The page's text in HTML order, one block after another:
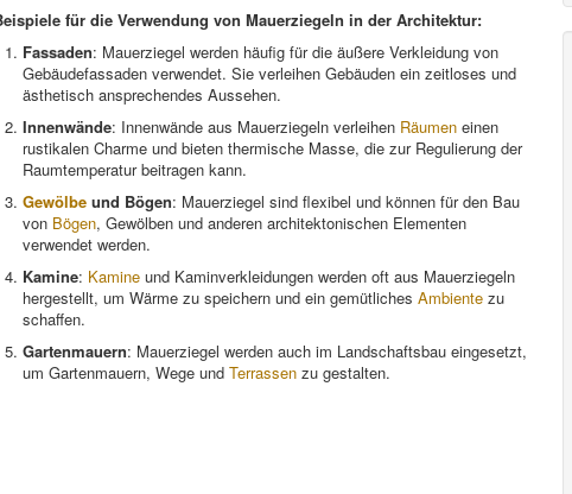
für die Verwendung von Mauerziegeln in der Architektur:
Fassaden: Mauerziegel werden häufig für die äußere Verkleidung von
Gebäudefassaden verwendet. Sie verleihen Gebäuden ein zeitloses und
ästhetisch ansprechendes Aussehen.
Innenwände: Innenwände aus Mauerziegeln verleihen Räumen einen
rustikalen Charme und bieten thermische Masse, die zur Regulierung der
Raumtemperatur beitragen kann.
Gewölbe und Bögen: Mauerziegel sind flexibel und können für den Bau
von Bögen, Gewölben und anderen architektonischen Elementen
verwendet werden.
Kamine: Kamine und Kaminverkleidungen werden oft aus Mauerziegeln
hergestellt, um Wärme zu speichern und ein gemütliches Ambiente zu
schaffen.
Gartenmauern: Mauerziegel werden auch im Landschaftsbau eingesetzt,
um Gartenmauern, Wege und Terrassen zu gestalten.